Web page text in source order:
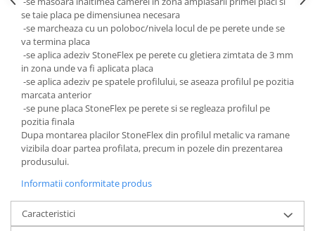
se taie placa pe dimensiunea necesara
-se marcheaza cu un poloboc/nivela locul de pe perete unde se
va termina placa
-se aplica adeziv StoneFlex pe perete cu gletiera zimtata de 3 mm
in zona unde va fi aplicata placa
-se aplica adeziv pe spatele profilului, se aseaza profilul pe pozitia
marcata anterior
-se pune placa StoneFlex pe perete si se regleaza profilul pe
pozitia finala
Dupa montarea placilor StoneFlex din profilul metalic va ramane
vizibila doar partea profilata, precum in pozele din prezentarea
produsului.
Informatii conformitate produs
Caracteristici